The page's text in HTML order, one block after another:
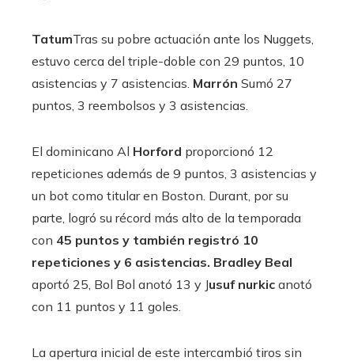
TatumTras su pobre actuación ante los Nuggets,
estuvo cerca del triple-doble con 29 puntos, 10
asistencias y 7 asistencias. Marrón Sumó 27
puntos, 3 reembolsos y 3 asistencias.
El dominicano Al Horford proporcionó 12
repeticiones además de 9 puntos, 3 asistencias y
un bot como titular en Boston. Durant, por su
parte, logró su récord más alto de la temporada
con 45 puntos y también registró 10
repeticiones y 6 asistencias. Bradley Beal
aportó 25, Bol Bol anotó 13 y Jusuf nurkic anotó
con 11 puntos y 11 goles.
La apertura inicial de este intercambió tiros sin